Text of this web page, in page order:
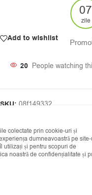
Add to wishlist
07
zile
20 People watching
SKU: 08f149332
Share:
colectate prin cookie-uri și
dumneavoastră pe
utilizați și pentru scopuri de
noastră de confidențialitate și